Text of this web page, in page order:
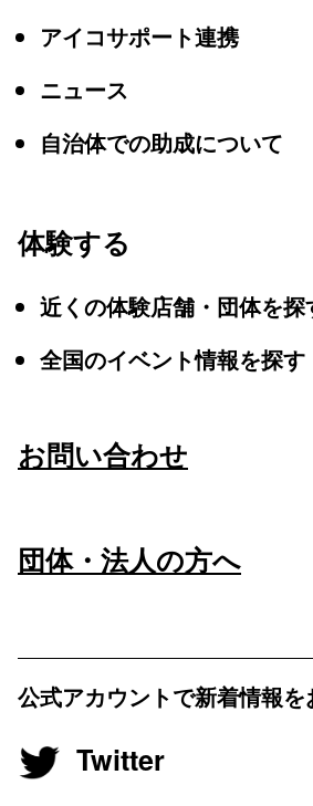
アイコサポート連携
ニュース
自治体での助成について
体験する
近くの体験店舗・団体を探
全国のイベント情報を探す
お問い合わせ
団体・法人の方へ
公式アカウントで新着情報を
Twitter